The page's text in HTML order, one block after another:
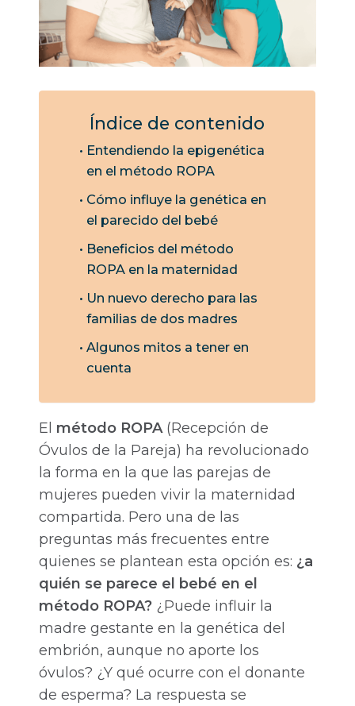
Índice de contenido
Entendiendo la epigenética
en el método ROPA
Cómo influye la genética en
el parecido del bebé
Beneficios del método
ROPA en la maternidad
Un nuevo derecho para las
familias de dos madres
Algunos mitos a tener en
cuenta
El método ROPA(Recepción de
Óvulos de la Pareja) ha revolucionado
la forma en la que las parejas de
mujeres pueden vivir la maternidad
compartida. Pero una de las
preguntas más frecuentes entre
quienes se plantean esta opción es: ¿a
quién se parece el bebé en el
método ROPA? ¿Puede influir la
madre gestante en la genética del
embrión, aunque no aporte los
óvulos? ¿Y qué ocurre con el donante
de esperma? La respuesta se